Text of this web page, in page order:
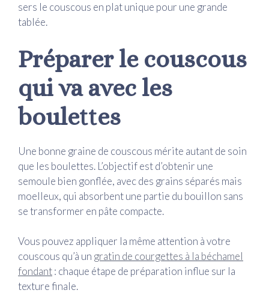
sers le couscous en plat unique pour une grande
tablée.
Préparer le couscous
qui va avec les
boulettes
Une bonne graine de couscous mérite autant de soin
que les boulettes. L’objectif est d’obtenir une
semoule bien gonflée, avec des grains séparés mais
moelleux, qui absorbent une partie du bouillon sans
se transformer en pâte compacte.
Vous pouvez appliquer la même attention à votre
couscous qu’à un gratin de courgettes à la béchamel
fondant: chaque étape de préparation influe sur la
texture finale.